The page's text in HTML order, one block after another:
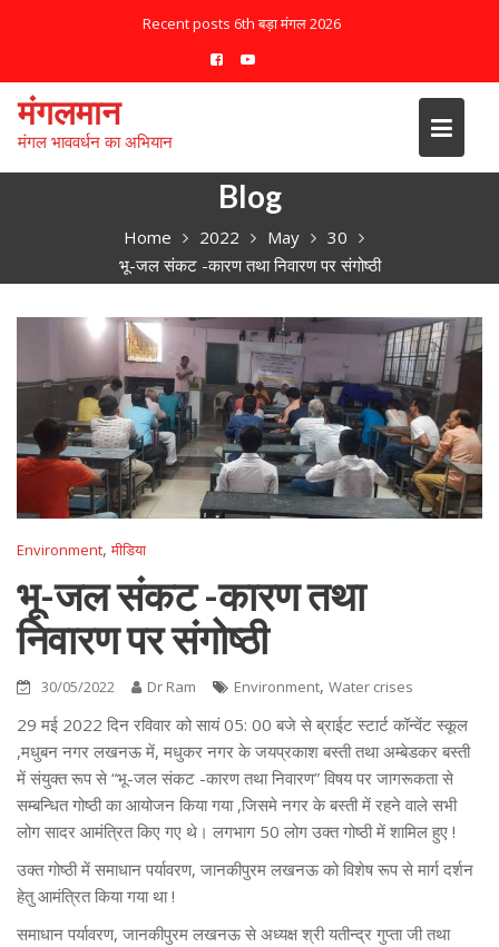
c
e
Recent posts 6th बड़ा मंगल 2026
मंगलमान
मंगल भाववर्धन का अभियान
Blog
Home 2022 May
30
भू-जल संकट -कारण तथा निवारण पर संगोष्ठी
Environment,मीडिया
भू-जल संकट -कारण तथा
निवारण पर संगोष्ठी
30/05/2022 Dr Ram Environment, Water crises
29 मई 2022 दिन रविवार को सायं 05: 00 बजे से ब्राईट स्टार्ट कॉन्वेंट स्कूल
,मधुबन नगर लखनऊ में, मधुकर नगर के जयप्रकाश बस्ती तथा अम्बेडकर बस्ती
में संयुक्त रूप से “भू-जल संकट -कारण तथा निवारण” विषय पर जागरूकता से
सम्बन्धित गोष्ठी का आयोजन किया गया ,जिसमे नगर के बस्ती में रहने वाले सभी
लोग सादर आमंत्रित किए गए थे। लगभाग 50 लोग उक्त गोष्ठी में शामिल हुए !
उक्त गोष्ठी में समाधान पर्यावरण, जानकीपुरम लखनऊ को विशेष रूप से मार्ग दर्शन
हेतु आमंत्रित किया गया था !
समाधान पर्यावरण, जानकीपुरम लखनऊ से अध्यक्ष श्री यतीन्द्र गुप्ता जी तथा